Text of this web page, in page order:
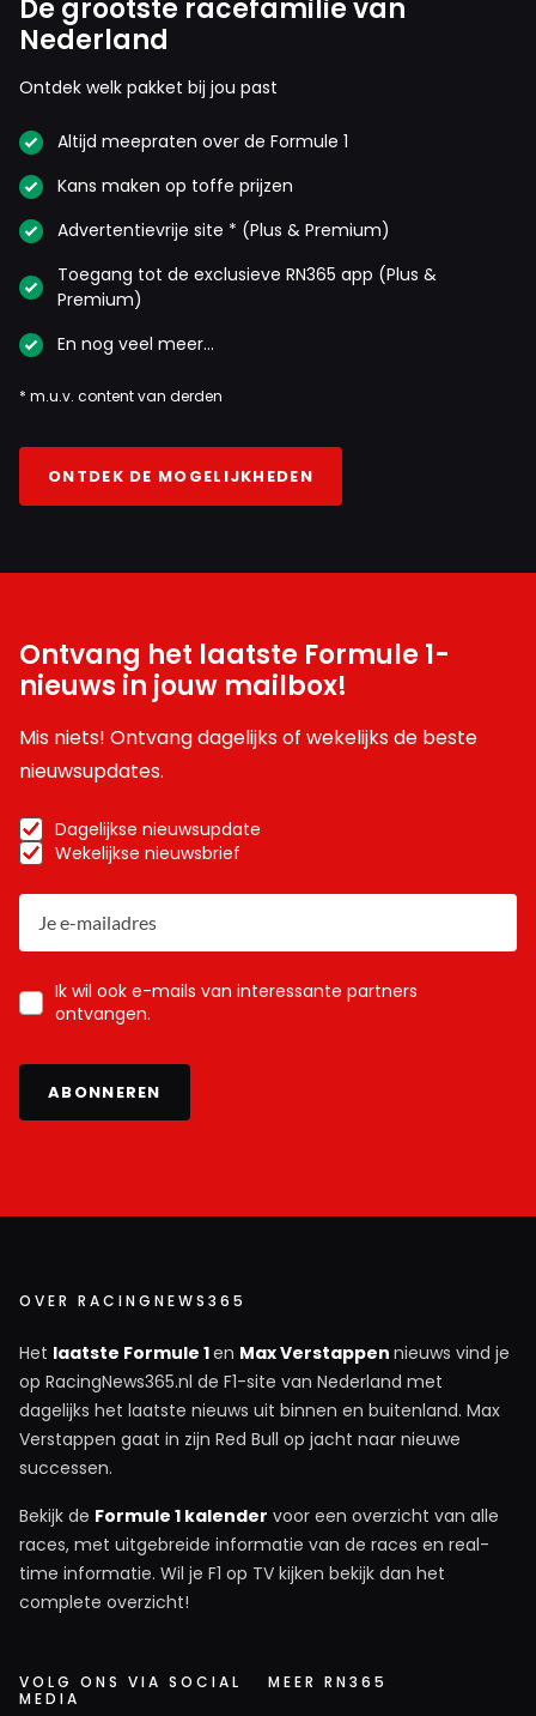
De grootste racefamilie van
Nederland
Ontdek welk pakket bij jou past
Altijd meepraten over de Formule 1
Kans maken op toffe prijzen
Advertentievrije site * (Plus & Premium)
Toegang tot de exclusieve RN365 app (Plus &
Premium)
En nog veel meer…
* m.u.v. content van derden
ONTDEK DE MOGELIJKHEDEN
Ontvang het laatste Formule 1-
nieuws in jouw mailbox!
Mis niets! Ontvang dagelijks of wekelijks de beste
nieuwsupdates.
Dagelijkse nieuwsupdate
Wekelijkse nieuwsbrief
Ik wil ook e-mails van interessante partners
ontvangen.
ABONNEREN
OVER RACINGNEWS365
Het laatste Formule 1en Max Verstappen nieuws vind je
op RacingNews365.nl de F1-site van Nederland met
dagelijks het laatste nieuws uit binnen en buitenland. Max
Verstappen gaat in zijn Red Bull op jacht naar nieuwe
successen.
Bekijk de Formule 1 kalender voor een overzicht van alle
races, met uitgebreide informatie van de races en real-
time informatie. Wil je F1 op TV kijken bekijk dan het
complete overzicht!
VOLG ONS VIA SOCIAL
MEDIA
MEER RN365